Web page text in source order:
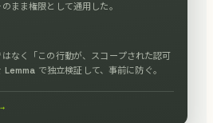
まま権限として通用した。
なく「この行動が、スコープされた認可
Lemma で独立検証して、事前に防ぐ。